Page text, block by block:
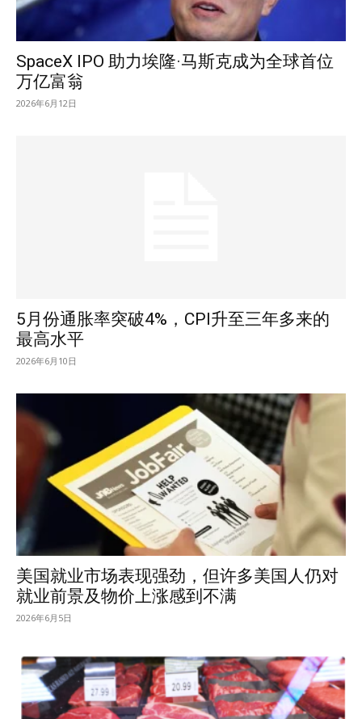
SpaceX IPO 助力埃隆·马斯克成为全球首位
万亿富翁
2026年6月12日
5月份通胀率突破4%，CPI升至三年多来的
最高水平
2026年6月10日
美国就业市场表现强劲，但许多美国人仍对
就业前景及物价上涨感到不满
2026年6月5日